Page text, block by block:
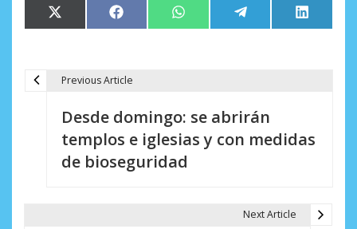
Compartir
en
X
(Twitter)
Compartir
en
Facebook Compartir
en
WhatsApp Compartir
en
Telegram
en
LinkedIn
Previous Article
Desde domingo: se abrirán
templos e iglesias y con medidas
de bioseguridad
Next Article